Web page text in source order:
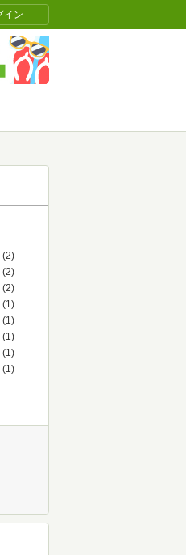
イン
(2)
(2)
(2)
Ziegler,服部 佑樹（翻訳）,佐藤 直
(1)
リエ
(1)
(1)
(1)
(1)